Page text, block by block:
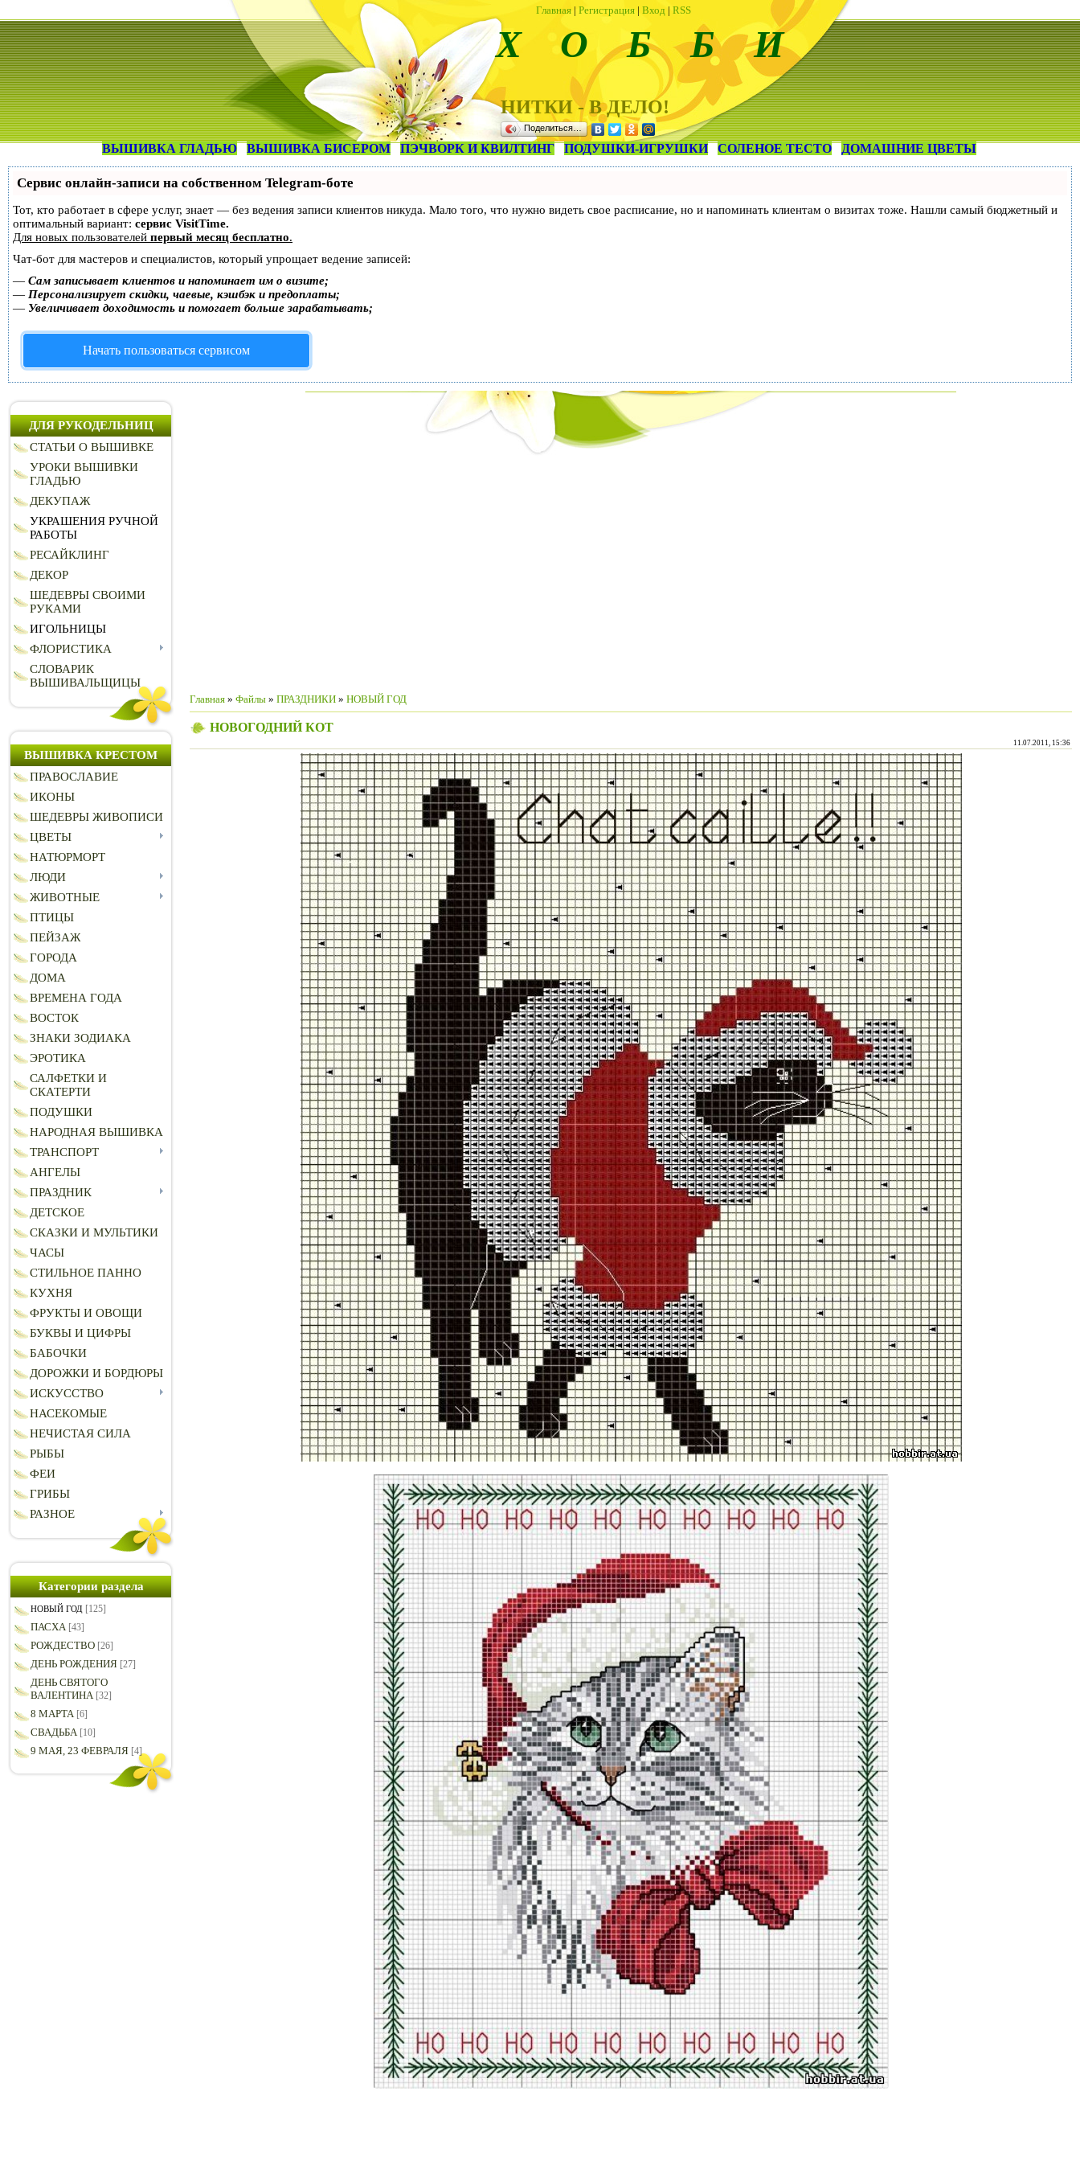
Главная | Регистрация | Вход | RSS
Х О Б Б И
НИТКИ - В ДЕЛО!
Поделиться…
ВЫШИВКА ГЛАДЬЮ ВЫШИВКА БИСЕРОМ ПЭЧВОРК И КВИЛТИНГ ПОДУШКИ-ИГРУШКИ СОЛЕНОЕ ТЕСТО ДОМАШНИЕ ЦВЕТЫ
Сервис онлайн-записи на собственном Telegram-боте
Тот, кто работает в сфере услуг, знает — без ведения записи клиентов никуда. Мало того, что нужно видеть свое расписание, но и напоминать клиентам о визитах тоже. Нашли самый бюджетный и
оптимальный вариант: сервис VisitTime.
Для новых пользователей первый месяц бесплатно.
Чат-бот для мастеров и специалистов, который упрощает ведение записей:
— Сам записывает клиентов и напоминает им о визите;
— Персонализирует скидки, чаевые, кэшбэк и предоплаты;
— Увеличивает доходимость и помогает больше зарабатывать;
Начать пользоваться сервисом
ДЛЯ РУКОДЕЛЬНИЦ
СТАТЬИ О ВЫШИВКЕ
УРОКИ ВЫШИВКИ
ГЛАДЬЮ
ДЕКУПАЖ
УКРАШЕНИЯ РУЧНОЙ
РАБОТЫ
РЕСАЙКЛИНГ
ДЕКОР
ШЕДЕВРЫ СВОИМИ
РУКАМИ
ИГОЛЬНИЦЫ
ФЛОРИСТИКА
СЛОВАРИК
ВЫШИВАЛЬЩИЦЫ
ВЫШИВКА КРЕСТОМ
ПРАВОСЛАВИЕ
ИКОНЫ
ШЕДЕВРЫ ЖИВОПИСИ
ЦВЕТЫ
НАТЮРМОРТ
ЛЮДИ
ЖИВОТНЫЕ
ПТИЦЫ
ПЕЙЗАЖ
ГОРОДА
ДОМА
ВРЕМЕНА ГОДА
ВОСТОК
ЗНАКИ ЗОДИАКА
ЭРОТИКА
САЛФЕТКИ И
СКАТЕРТИ
ПОДУШКИ
НАРОДНАЯ ВЫШИВКА
ТРАНСПОРТ
АНГЕЛЫ
ПРАЗДНИК
ДЕТСКОЕ
СКАЗКИ И МУЛЬТИКИ
ЧАСЫ
СТИЛЬНОЕ ПАННО
КУХНЯ
ФРУКТЫ И ОВОЩИ
БУКВЫ И ЦИФРЫ
БАБОЧКИ
ДОРОЖКИ И БОРДЮРЫ
ИСКУССТВО
НАСЕКОМЫЕ
НЕЧИСТАЯ СИЛА
РЫБЫ
ФЕИ
ГРИБЫ
РАЗНОЕ
Категории раздела
НОВЫЙ ГОД [125]
ПАСХА [43]
РОЖДЕСТВО [26]
ДЕНЬ РОЖДЕНИЯ [27]
ДЕНЬ СВЯТОГО
ВАЛЕНТИНА [32]
8 МАРТА [6]
СВАДЬБА [10]
9 МАЯ, 23 ФЕВРАЛЯ [4]
Главная » Файлы » ПРАЗДНИКИ » НОВЫЙ ГОД
НОВОГОДНИЙ КОТ
11.07.2011, 15:36